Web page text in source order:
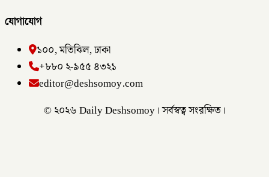
যোগাযোগ
১০০, মতিঝিল, ঢাকা
+৮৮০ ২-৯৫৫ ৪৩২১
editor@deshsomoy.com
© ২০২৬ Daily Deshsomoy। সর্বস্বত্ব সংরক্ষিত।